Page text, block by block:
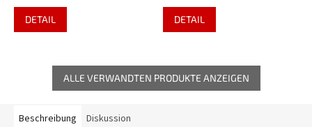
DETAIL DETAIL
ALLE VERWANDTEN PRODUKTE ANZEIGEN
Beschreibung Diskussion